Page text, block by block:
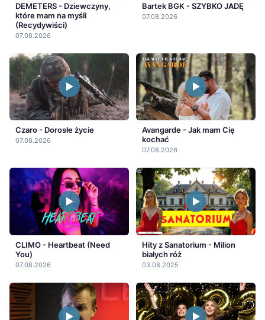
DEMETERS - Dziewczyny,
które mam na myśli
(Recydywiści)
07.08.2026
Bartek BGK - SZYBKO JADĘ
07.08.2026
Czaro - Dorosłe życie
07.08.2026
Avangarde - Jak mam Cię
kochać
07.08.2026
CLIMO - Heartbeat (Need
You)
07.08.2026
Hity z Sanatorium - Milion
białych róż
03.08.2025